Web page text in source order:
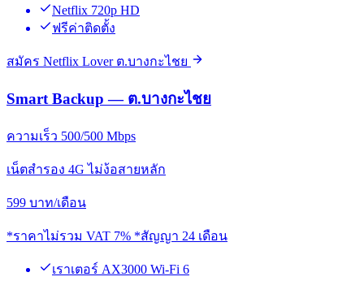
Netflix 720p HD
ฟรีค่าติดตั้ง
สมัคร Netflix Lover ต.บางกะไชย
Smart Backup — ต.บางกะไชย
ความเร็ว 500/500 Mbps
เน็ตสำรอง 4G ไม่ง้อสายหลัก
599 บาท/เดือน
*ราคาไม่รวม VAT 7% *สัญญา 24 เดือน
เราเตอร์ AX3000 Wi-Fi 6